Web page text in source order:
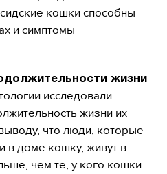
кошки способны
и симптомы
жизни
исследовали
жизни их
что люди, которые
в доме кошку, живут в
чем те, у кого кошки